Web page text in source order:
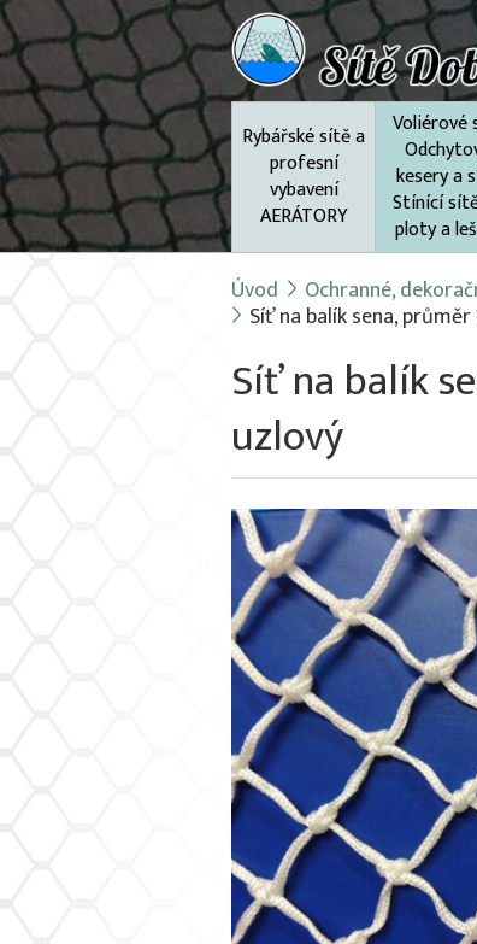
Rybářské sítě a
profesní
vybavení
AERÁTORY
Voliérové
kesery a
Stínící
ploty a
Úvod Ochranné,
Síť na balík sena,
Síť na balík
uzlový